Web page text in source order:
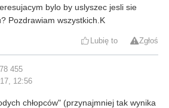
bylo by uslyszec jesli sie
Pozdrawiam wszystkich.K
Lubię to Zgłoś
78 455
12:56
chłopców" (przynajmniej tak wynika